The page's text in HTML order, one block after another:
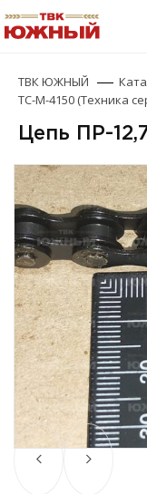
ТВК ЮЖНЫЙ
ТС-М-4150 (Техника
Цепь ПР-